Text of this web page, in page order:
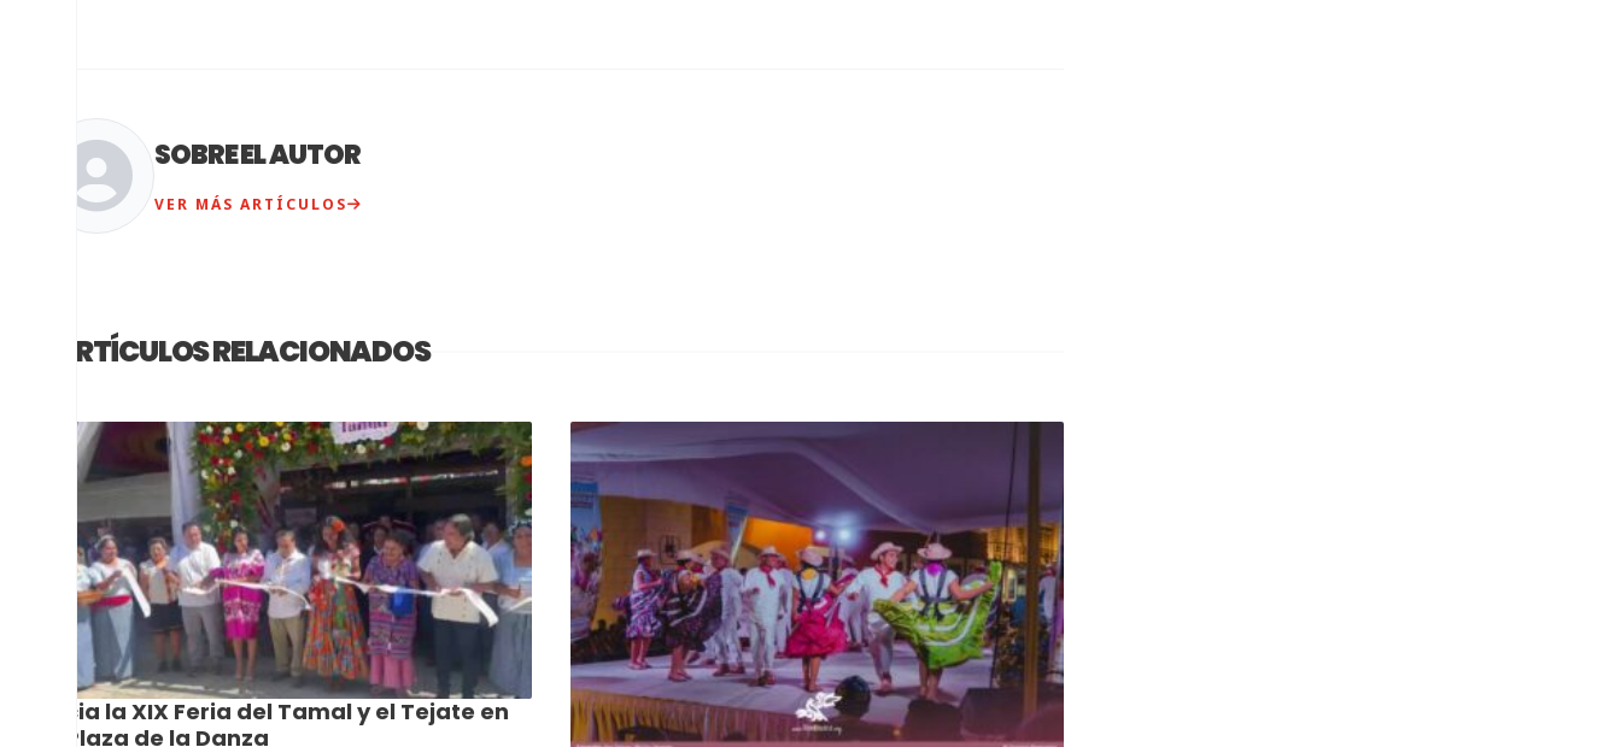
SOBRE EL AUTOR
VER MÁS ARTÍCULOS
ARTÍCULOS RELACIONADOS
Inicia la XIX Feria del Tamal y el Tejate en
la Plaza de la Danza